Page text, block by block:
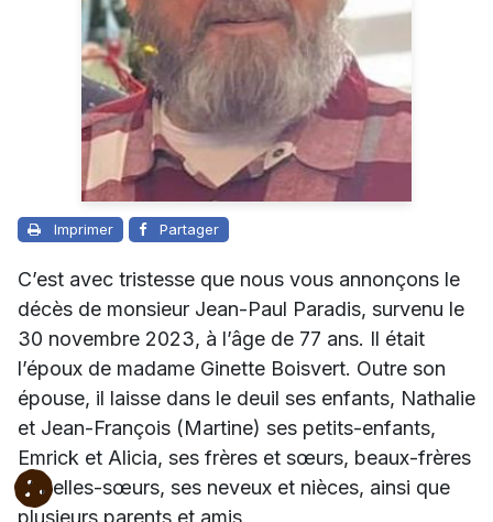
Imprimer Partager
C’est avec tristesse que nous vous annonçons le
décès de monsieur Jean-Paul Paradis, survenu le
30 novembre 2023, à l’âge de 77 ans. Il était
l’époux de madame Ginette Boisvert. Outre son
épouse, il laisse dans le deuil ses enfants, Nathalie
et Jean-François (Martine) ses petits-enfants,
Emrick et Alicia, ses frères et sœurs, beaux-frères
et belles-sœurs, ses neveux et nièces, ainsi que
plusieurs parents et amis.